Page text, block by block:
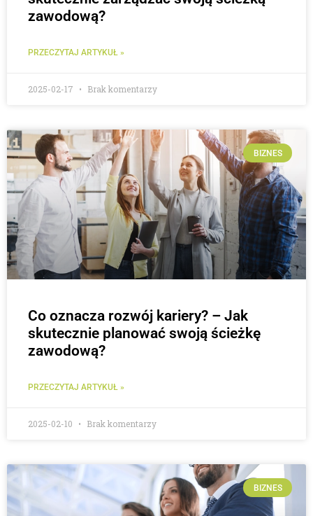
zawodową?
PRZECZYTAJ ARTYKUŁ »
2025-02-17 Brak komentarzy
BIZNES
Co oznacza rozwój kariery? – Jak
skutecznie planować swoją ścieżkę
zawodową?
PRZECZYTAJ ARTYKUŁ »
2025-02-10 Brak komentarzy
BIZNES